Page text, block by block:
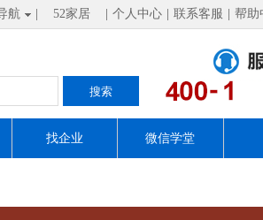
航 52家居 个人中心 联系客服 帮助
找企业 微信学堂